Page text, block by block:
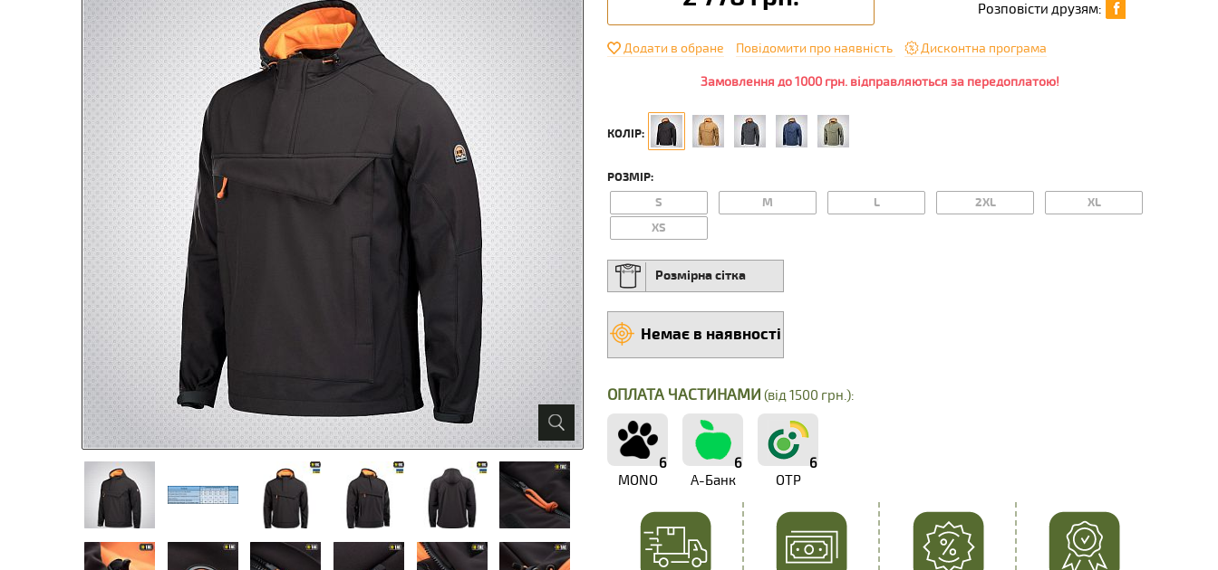
Розповісти друзям:
Додати в обране Повідомити про наявність Дисконтна програма
Замовлення до 1000 грн. відправляються за передоплатою!
КОЛІР:
РОЗМІР:
S
M L 2XL
XL
XS
Розмірна сітка
Немає в наявності
ОПЛАТА ЧАСТИНАМИ (від 1500 грн.):
6
MONO
6
А-Банк
6
OTP